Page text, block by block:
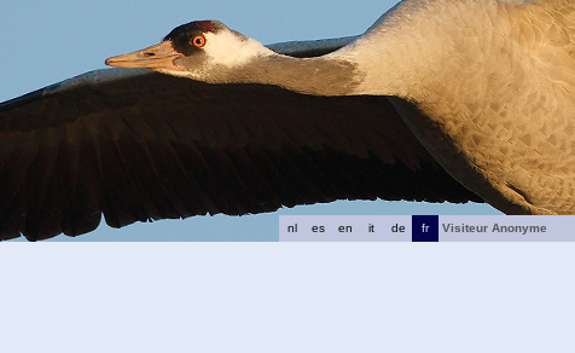
fr
de
it
en
es
nl
Visiteur Anonyme